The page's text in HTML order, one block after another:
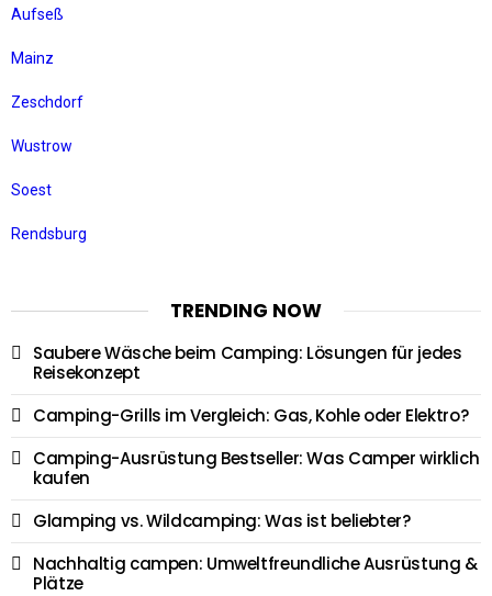
Aufseß
Mainz
Zeschdorf
Wustrow
Soest
Rendsburg
TRENDING NOW
Saubere Wäsche beim Camping: Lösungen für jedes
Reisekonzept
Camping-Grills im Vergleich: Gas, Kohle oder Elektro?
Camping-Ausrüstung Bestseller: Was Camper wirklich
kaufen
Glamping vs. Wildcamping: Was ist beliebter?
Nachhaltig campen: Umweltfreundliche Ausrüstung &
Plätze